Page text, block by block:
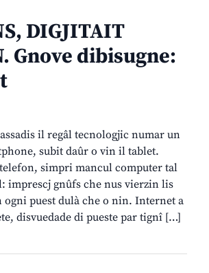
DIGJITAIT
Gnove dibisugne:
il regâl tecnologjic numar un
subit daûr o vin il tablet.
simpri mancul computer tal
imprescj gnûfs che nus vierzin lis
ogni puest dulà che o nin. Internet a
disvuedade di pueste par tignî […]